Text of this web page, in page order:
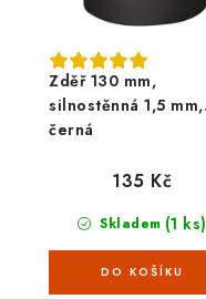
Zděř 130 mm,
silnostěnná 1,5 mm,
černá
Skladem (1 ks)
135 Kč